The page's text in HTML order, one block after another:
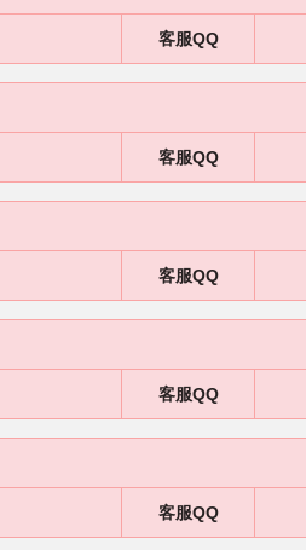
客服QQ
客服QQ
客服QQ
客服QQ
客服QQ